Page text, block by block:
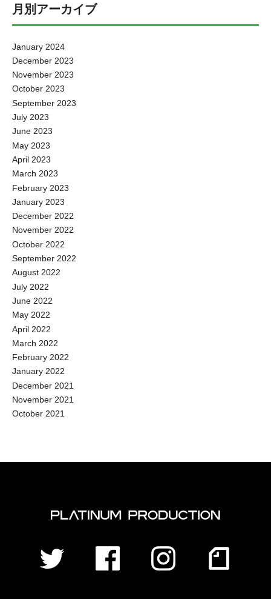
月別アーカイブ
January 2024
December 2023
November 2023
October 2023
September 2023
July 2023
June 2023
May 2023
April 2023
March 2023
February 2023
January 2023
December 2022
November 2022
October 2022
September 2022
August 2022
July 2022
June 2022
May 2022
April 2022
March 2022
February 2022
January 2022
December 2021
November 2021
October 2021